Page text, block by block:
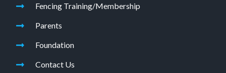
Fencing Training/Membership
Parents
Foundation
Contact Us